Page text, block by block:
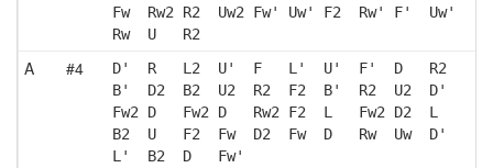
Fw  Rw2 R2  Uw2 Fw' Uw' F2  Rw' F'  Uw'
Rw  U   R2
A #4
D'  R   L2  U'  F   L'  U'  F'  D   R2
B'  D2  B2  U2  R2  F2  B'  R2  U2  D'
Fw2 D   Fw2 D   Rw2 F2  L   Fw2 D2  L
B2  U   F2  Fw  D2  Fw  D   Rw  Uw  D'
L'  B2  D   Fw'